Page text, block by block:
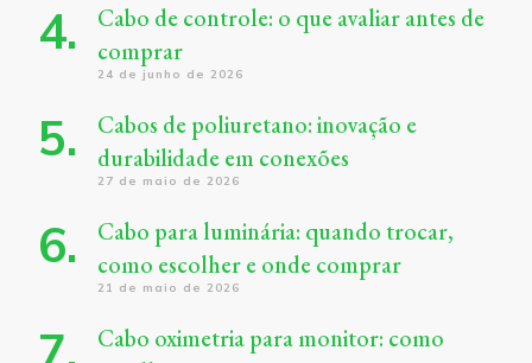
Cabo de controle: o que avaliar antes de
comprar
24 de junho de 2026
Cabos de poliuretano: inovação e
durabilidade em conexões
27 de maio de 2026
Cabo para luminária: quando trocar,
como escolher e onde comprar
21 de maio de 2026
Cabo oximetria para monitor: como